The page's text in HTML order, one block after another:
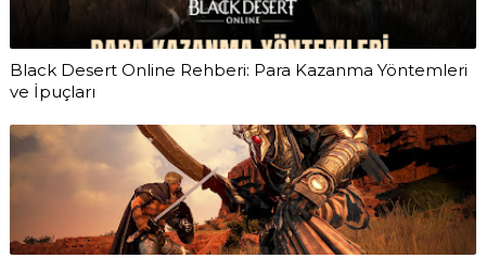
Black Desert Online Rehberi: Para Kazanma Yöntemleri
ve İpuçları